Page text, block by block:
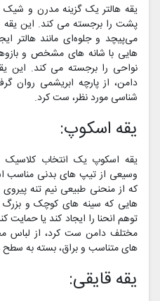
یقه هالتر یک گزینه مدرن و
پشت را برجسته می کند. این یقه
می‌پیچد و جلوه‌ای مانند هالتر
هایی با شانه های مشخص و
نواحی را برجسته می کند. این
دامن، از پارچه ابریشمی روان
شناسی مورد نظر، ست کرد.
یقه اسکوپ:
یقه اسکوپ یک انتخاب
که از منحنی طبیعی نیم تنه
هایی که سینه های کوچک و بزرگ
توهم انحنا را ایجاد کند یا
مختلف دامن ست کرد، از لباس
های متناسب و براق، بسته به
یقه قایقی: